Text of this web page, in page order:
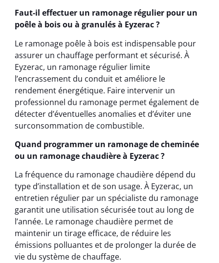
Faut-il effectuer un ramonage régulier pour un
poêle à bois ou à granulés à Eyzerac ?
Le ramonage poêle à bois est indispensable pour
assurer un chauffage performant et sécurisé. À
Eyzerac, un ramonage régulier limite
l’encrassement du conduit et améliore le
rendement énergétique. Faire intervenir un
professionnel du ramonage permet également de
détecter d’éventuelles anomalies et d’éviter une
surconsommation de combustible.
Quand programmer un ramonage de cheminée
ou un ramonage chaudière à Eyzerac ?
La fréquence du ramonage chaudière dépend du
type d’installation et de son usage. À Eyzerac, un
entretien régulier par un spécialiste du ramonage
garantit une utilisation sécurisée tout au long de
l’année. Le ramonage chaudière permet de
maintenir un tirage efficace, de réduire les
émissions polluantes et de prolonger la durée de
vie du système de chauffage.